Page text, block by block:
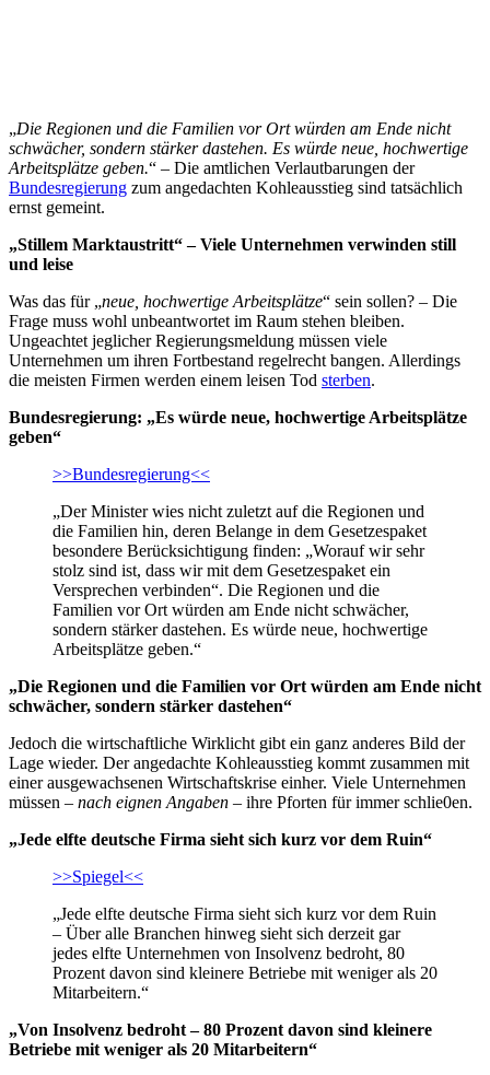
„Die Regionen und die Familien vor Ort würden am Ende nicht
schwächer, sondern stärker dastehen. Es würde neue, hochwertige
Arbeitsplätze geben.“ – Die amtlichen Verlautbarungen der
Bundesregierung zum angedachten Kohleausstieg sind tatsächlich
ernst gemeint.
„Stillem Marktaustritt“ – Viele Unternehmen verwinden still
und leise
Was das für „neue, hochwertige Arbeitsplätze“ sein sollen? – Die
Frage muss wohl unbeantwortet im Raum stehen bleiben.
Ungeachtet jeglicher Regierungsmeldung müssen viele
Unternehmen um ihren Fortbestand regelrecht bangen. Allerdings
die meisten Firmen werden einem leisen Tod sterben.
Bundesregierung: „Es würde neue, hochwertige Arbeitsplätze
geben“
>>Bundesregierung<<
„Der Minister wies nicht zuletzt auf die Regionen und
die Familien hin, deren Belange in dem Gesetzespaket
besondere Berücksichtigung finden: „Worauf wir sehr
stolz sind ist, dass wir mit dem Gesetzespaket ein
Versprechen verbinden“. Die Regionen und die
Familien vor Ort würden am Ende nicht schwächer,
sondern stärker dastehen. Es würde neue, hochwertige
Arbeitsplätze geben.“
„Die Regionen und die Familien vor Ort würden am Ende nicht
schwächer, sondern stärker dastehen“
Jedoch die wirtschaftliche Wirklicht gibt ein ganz anderes Bild der
Lage wieder. Der angedachte Kohleausstieg kommt zusammen mit
einer ausgewachsenen Wirtschaftskrise einher. Viele Unternehmen
müssen – nach eignen Angaben – ihre Pforten für immer schlie0en.
„Jede elfte deutsche Firma sieht sich kurz vor dem Ruin“
>>Spiegel<<
„Jede elfte deutsche Firma sieht sich kurz vor dem Ruin
– Über alle Branchen hinweg sieht sich derzeit gar
jedes elfte Unternehmen von Insolvenz bedroht, 80
Prozent davon sind kleinere Betriebe mit weniger als 20
Mitarbeitern.“
„Von Insolvenz bedroht – 80 Prozent davon sind kleinere
Betriebe mit weniger als 20 Mitarbeitern“